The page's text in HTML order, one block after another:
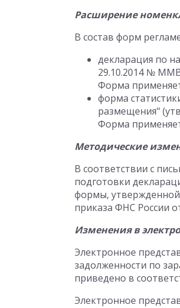
Расширение
В состав форм
декларация по
29.10.2014 №
Форма
форма
размещения"
Форма
Методические
В соответствии с
подготовки
формы,
приказа ФНС России
Изменения в
Электронное
задолженности по
приведено в
Электронное